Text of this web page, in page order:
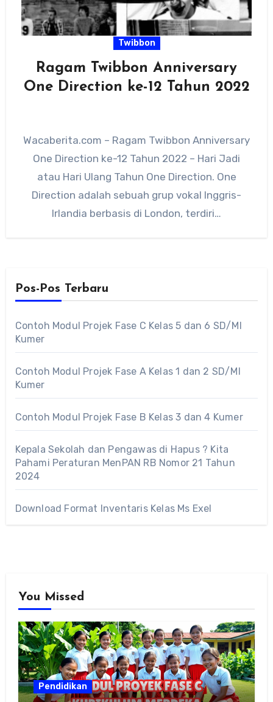
Twibbon
Ragam Twibbon Anniversary
One Direction ke-12 Tahun 2022
Wacaberita.com – Ragam Twibbon Anniversary
One Direction ke-12 Tahun 2022 – Hari Jadi
atau Hari Ulang Tahun One Direction. One
Direction adalah sebuah grup vokal Inggris-
Irlandia berbasis di London, terdiri…
Pos-Pos Terbaru
Contoh Modul Projek Fase C Kelas 5 dan 6 SD/MI
Kumer
Contoh Modul Projek Fase A Kelas 1 dan 2 SD/MI
Kumer
Contoh Modul Projek Fase B Kelas 3 dan 4 Kumer
Kepala Sekolah dan Pengawas di Hapus ? Kita
Pahami Peraturan MenPAN RB Nomor 21 Tahun
2024
Download Format Inventaris Kelas Ms Exel
You Missed
Pendidikan